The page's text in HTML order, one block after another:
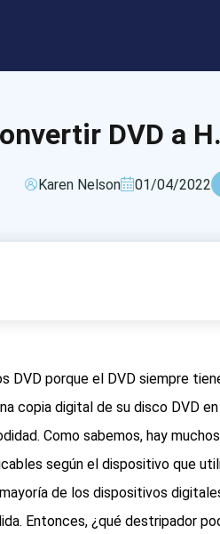
DVD a
Karen Nelson 01/04/2022
DVD porque el DVD siempre
copia digital de su disco DVD
Como sabemos, hay
según el dispositivo que
de los dispositivos
Entonces, ¿qué destripador